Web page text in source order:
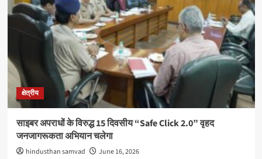
क्षेत्रीय
साइबर अपराधों के विरुद्ध 15 दिवसीय “Safe Click 2.0” वृहद
जनजागरूकता अभियान चलेगा
hindusthan samvad June 16, 2026